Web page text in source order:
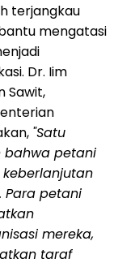
terjangkau
mengatasi
Dr. Iim
Sawit,
"Satu
petani
Para petani
mereka,
taraf